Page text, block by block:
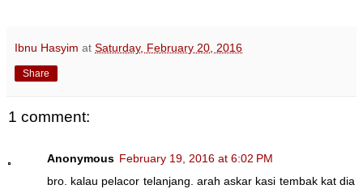
Ibnu Hasyim at Saturday, February 20, 2016
Share
1 comment:
Anonymous February 19, 2016 at 6:02 PM
bro. kalau pelacor telanjang. arah askar kasi tembak kat dia